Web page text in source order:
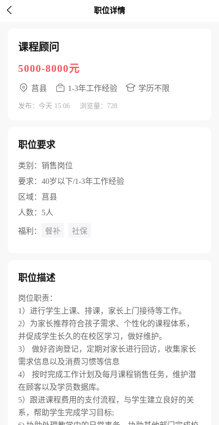
 职位详情
课程顾问
5000-8000元
莒县 1-3年工作经验 学历不限
发布：今天 15:06 浏览量：728
职位要求
类别： 销售岗位
要求： 40岁以下/1-3年工作经验
区域： 莒县
人数： 5人
福利： 餐补 社保
职位描述
岗位职责：
1）进行学生上课、排课，家长上门接待等工作。
2）为家长推荐符合孩子需求、个性化的课程体系，
并促成学生长久的在校区学习，做好维护。
3） 做好咨询登记，定期对家长进行回访，收集家长
需求信息以及消费习惯等信息
4） 按时完成工作计划及每月课程销售任务，维护潜
在顾客以及学员数据库。
5）跟进课程费用的支付流程，与学生建立良好的关
系，帮助学生完成学习目标;